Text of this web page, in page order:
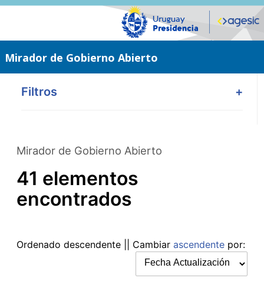
Saltar
Mirador de Gobierno Abierto
Filtros +
Mirador de Gobierno Abierto
41 elementos
encontrados
Ordenado descendente || Cambiar ascendente por: